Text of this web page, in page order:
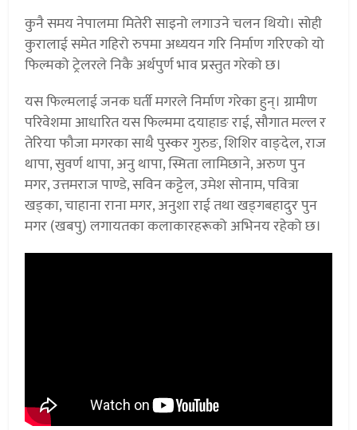
कुनै समय नेपालमा मितेरी साइनो लगाउने चलन थियो। सोही
कुरालाई समेत गहिरो रुपमा अध्ययन गरि निर्माण गरिएको यो
फिल्मको ट्रेलरले निकै अर्थपुर्ण भाव प्रस्तुत गरेको छ।
यस फिल्मलाई जनक घर्ती मगरले निर्माण गरेका हुन्। ग्रामीण
परिवेशमा आधारित यस फिल्ममा दयाहाङ राई, सौगात मल्ल र
तेरिया फौजा मगरका साथै पुस्कर गुरुङ, शिशिर वाङ्देल, राज
थापा, सुवर्ण थापा, अनु थापा, स्मिता लामिछाने, अरुण पुन
मगर, उत्तमराज पाण्डे, सविन कट्टेल, उमेश सोनाम, पवित्रा
खड्का, चाहाना राना मगर, अनुशा राई तथा खड्गबहादुर पुन
मगर (खबपु) लगायतका कलाकारहरूको अभिनय रहेको छ।